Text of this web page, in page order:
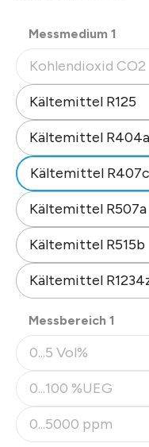
Messmedium 1
Kohlendioxid CO2
(Diese Option ist
Kältemittel R125
Kältemittel R404a
Kältemittel R407c
Kältemittel R507a
Kältemittel R515b
Kältemittel
Messbereich 1
0...5 Vol%
(Diese Option ist
0...100 %UEG
(Diese Option ist
0...5000 ppm
(Diese Option ist